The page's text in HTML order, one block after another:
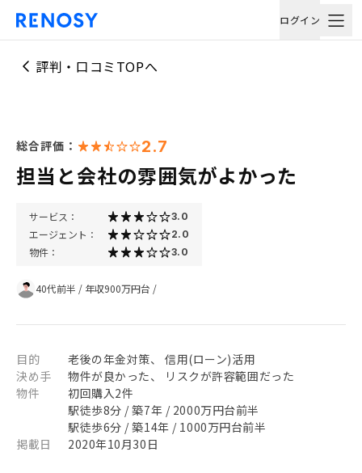
ログイン
評判・口コミTOPへ
総合評価： 2.7
担当と会社の雰囲気がよかった
サービス： 3.0
エージェント： 2.0
物件： 3.0
40代前半 / 年収900万円台 /
目的
老後の年金対策、 信用(ローン)活用
決め手
物件が良かった、 リスクが許容範囲だった
物件
初回購入2件
駅徒歩8分 / 築7年 / 2000万円台前半
駅徒歩6分 / 築14年 / 1000万円台前半
掲載日
2020年10月30日